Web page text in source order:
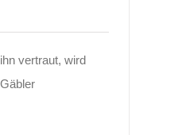
vertraut, wird